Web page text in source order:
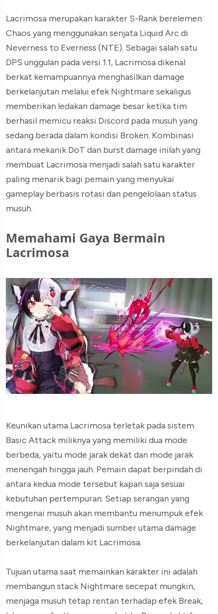
Lacrimosa merupakan karakter S-Rank berelemen
Chaos yang menggunakan senjata Liquid Arc di
Neverness to Everness (NTE). Sebagai salah satu
DPS unggulan pada versi 1.1, Lacrimosa dikenal
berkat kemampuannya menghasilkan damage
berkelanjutan melalui efek Nightmare sekaligus
memberikan ledakan damage besar ketika tim
berhasil memicu reaksi Discord pada musuh yang
sedang berada dalam kondisi Broken. Kombinasi
antara mekanik DoT dan burst damage inilah yang
membuat Lacrimosa menjadi salah satu karakter
paling menarik bagi pemain yang menyukai
gameplay berbasis rotasi dan pengelolaan status
musuh.
Memahami Gaya Bermain
Lacrimosa
Keunikan utama Lacrimosa terletak pada sistem
Basic Attack miliknya yang memiliki dua mode
berbeda, yaitu mode jarak dekat dan mode jarak
menengah hingga jauh. Pemain dapat berpindah di
antara kedua mode tersebut kapan saja sesuai
kebutuhan pertempuran. Setiap serangan yang
mengenai musuh akan membantu menumpuk efek
Nightmare, yang menjadi sumber utama damage
berkelanjutan dalam kit Lacrimosa.
Tujuan utama saat memainkan karakter ini adalah
membangun stack Nightmare secepat mungkin,
menjaga musuh tetap rentan terhadap efek Break,